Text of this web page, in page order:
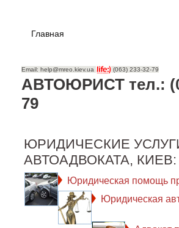
Главная
Email: help@mreo.kiev.ua (063) 233-32-79
АВТОЮРИСТ тел.:
79
ЮРИДИЧЕСКИЕ
АВТОАДВОКАТА, КИЕВ:
Юридическая помощь
Юридическая